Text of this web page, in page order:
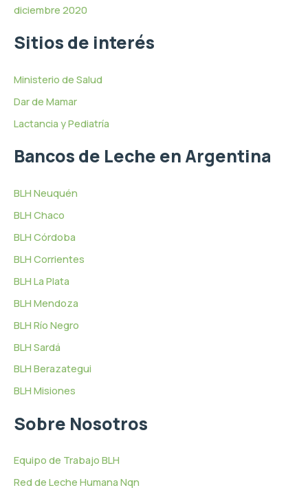
diciembre 2020
Sitios de interés
Ministerio de Salud
Dar de Mamar
Lactancia y Pediatría
Bancos de Leche en Argentina
BLH Neuquén
BLH Chaco
BLH Córdoba
BLH Corrientes
BLH La Plata
BLH Mendoza
BLH Río Negro
BLH Sardá
BLH Berazategui
BLH Misiones
Sobre Nosotros
Equipo de Trabajo BLH
Red de Leche Humana Nqn